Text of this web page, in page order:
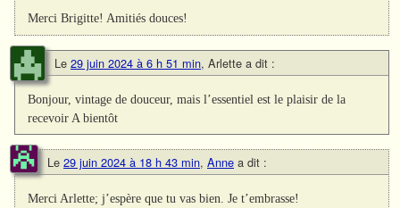
Merci Brigitte! Amitiés douces!
Le 29 juin 2024 à 6 h 51 min, Arlette a dit :
Bonjour, vintage de douceur, mais l’essentiel est le plaisir de la
recevoir A bientôt
Le 29 juin 2024 à 18 h 43 min, Anne a dit :
Merci Arlette; j’espère que tu vas bien. Je t’embrasse!